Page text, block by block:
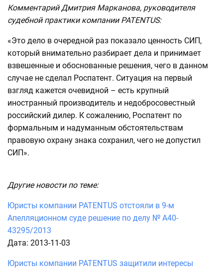
Комментарий Дмитрия Марканова, руководителя
судебной практики компании PATENTUS:
«Это дело в очередной раз показало ценность СИП,
который внимательно разбирает дела и принимает
взвешенные и обоснованные решения, чего в данном
случае не сделал Роспатент. Ситуация на первый
взгляд кажется очевидной – есть крупный
иностранный производитель и недобросовестный
российский дилер. К сожалению, Роспатент по
формальным и надуманным обстоятельствам
правовую охрану знака сохранил, чего не допустил
СИП».
Другие новости по теме:
Юристы компании PATENTUS отстояли в 9-м
Апелляционном суде решение по делу № А40-
43295/2013
Дата: 2013-11-03
Юристы компании PATENTUS защитили интересы